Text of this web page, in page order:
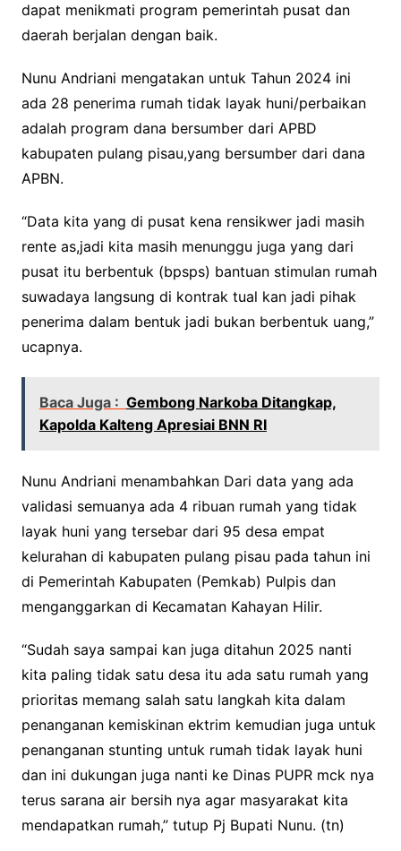
dapat menikmati program pemerintah pusat dan
daerah berjalan dengan baik.
Nunu Andriani mengatakan untuk Tahun 2024 ini
ada 28 penerima rumah tidak layak huni/perbaikan
adalah program dana bersumber dari APBD
kabupaten pulang pisau,yang bersumber dari dana
APBN.
“Data kita yang di pusat kena rensikwer jadi masih
rente as,jadi kita masih menunggu juga yang dari
pusat itu berbentuk (bpsps) bantuan stimulan rumah
suwadaya langsung di kontrak tual kan jadi pihak
penerima dalam bentuk jadi bukan berbentuk uang,”
ucapnya.
Baca Juga : Gembong Narkoba Ditangkap,
Kapolda Kalteng Apresiai BNN RI
Nunu Andriani menambahkan Dari data yang ada
validasi semuanya ada 4 ribuan rumah yang tidak
layak huni yang tersebar dari 95 desa empat
kelurahan di kabupaten pulang pisau pada tahun ini
di Pemerintah Kabupaten (Pemkab) Pulpis dan
menganggarkan di Kecamatan Kahayan Hilir.
“Sudah saya sampai kan juga ditahun 2025 nanti
kita paling tidak satu desa itu ada satu rumah yang
prioritas memang salah satu langkah kita dalam
penanganan kemiskinan ektrim kemudian juga untuk
penanganan stunting untuk rumah tidak layak huni
dan ini dukungan juga nanti ke Dinas PUPR mck nya
terus sarana air bersih nya agar masyarakat kita
mendapatkan rumah,” tutup Pj Bupati Nunu. (tn)